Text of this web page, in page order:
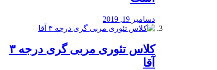
دسامبر 19, 2019
کلاس تئوری مربی گری درجه ۳
آقا